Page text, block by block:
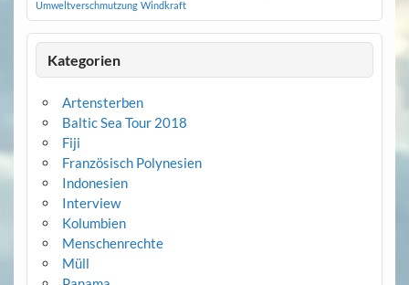
Umweltverschmutzung Windkraft
Kategorien
Artensterben
Baltic Sea Tour 2018
Fiji
Französisch Polynesien
Indonesien
Interview
Kolumbien
Menschenrechte
Müll